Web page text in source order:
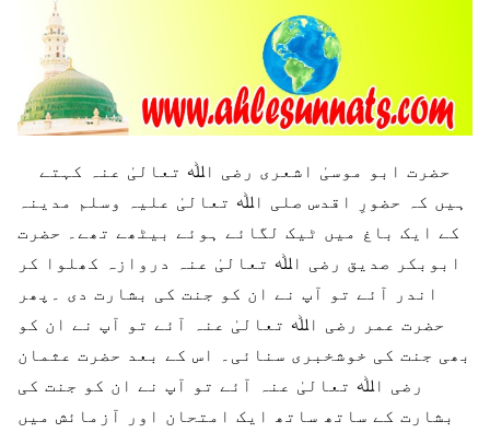
ہیں کہ حضورِ اقدس صلی اﷲ تعالیٰ علیہ وسلم مدینہ
کے ایک باغ میں ٹیک لگائے ہوئے بیٹھے تھے۔ حضرت
ابوبکر صدیق رضی اﷲ تعالیٰ عنہ دروازہ کھلوا کر
اندر آئے تو آپ نے ان کو جنت کی بشارت دی ۔پھر
حضرت عمر رضی اﷲ تعالیٰ عنہ آئے تو آپ نے ان کو
بھی جنت کی خوشخبری سنائی۔ اس کے بعد حضرت عثمان
رضی اﷲ تعالیٰ عنہ آئے تو آپ نے ان کو جنت کی
بشارت کے ساتھ ساتھ ایک امتحان اور آزمائش میں